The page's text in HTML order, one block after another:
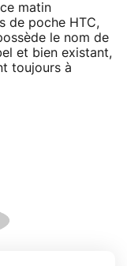
matin
de poche HTC,
le nom de
et bien existant,
toujours à